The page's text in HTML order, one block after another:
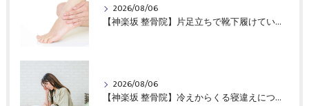
2026/08/06
【神楽坂 整骨院】片足立ちで靴下履けていますか？｜CureSta鍼灸整骨院
2026/08/06
【神楽坂 整骨院】冷えからくる寝違えについて！｜CureSta鍼灸整骨院